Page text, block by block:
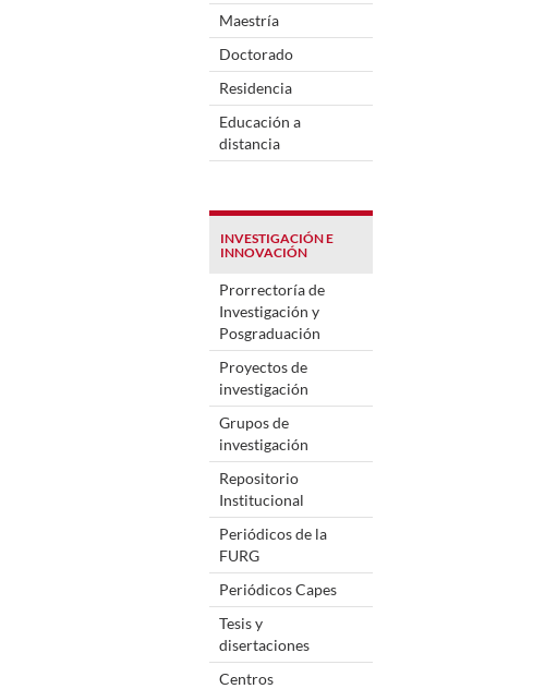
Maestría
Doctorado
Residencia
Educación a
distancia
INVESTIGACIÓN E
INNOVACIÓN
Prorrectoría de
Investigación y
Posgraduación
Proyectos de
investigación
Grupos de
investigación
Repositorio
Institucional
Periódicos de la
FURG
Periódicos Capes
Tesis y
disertaciones
Centros